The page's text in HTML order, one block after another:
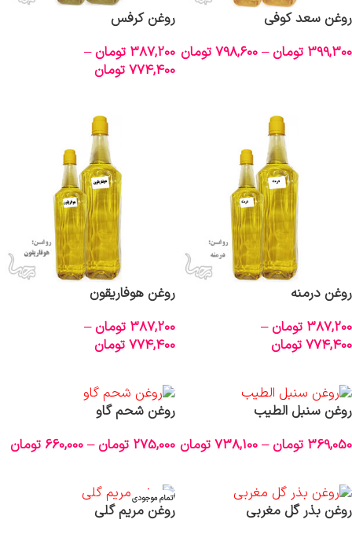
روغن سعد کوفی
399,300 تومان –
798,600تومان
روغن کرفس
387,200 تومان –
774,400تومان
روغن درمنه
387,200 تومان –
774,400تومان
روغن هوفاریقون
387,200 تومان –
774,400تومان
روغن سنبل الطیب
369,050 تومان –
738,100تومان
روغن شحم گاو
275,000 تومان –
660,000 تومان
روغن بذر گل مغربی
اتمام موجودی
روغن مریم گلی